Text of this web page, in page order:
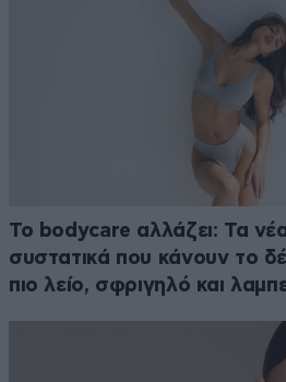
Το bodycare αλλάζει: Τα
συστατικά που κάνουν το
πιο λείο, σφριγηλό και